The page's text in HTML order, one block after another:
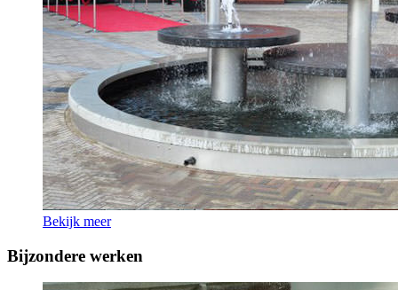
Bekijk meer
Bijzondere werken